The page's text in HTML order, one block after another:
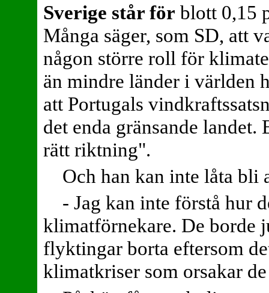
Sverige står för blott 0,15
Många säger, som SD, att
någon större roll för
än mindre länder i världen
att Portugals
det enda gränsande
rätt riktning".
Och han kan inte låta bli
- Jag kan inte förstå hur
klimatförnekare. De borde
flyktingar borta eftersom
klimatkriser som orsakar